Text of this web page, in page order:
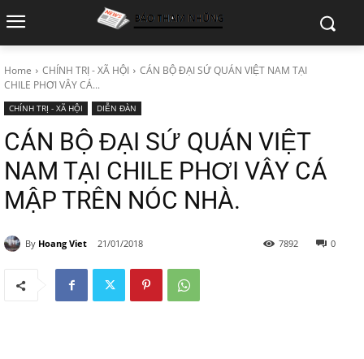
Home CHÍNH TRỊ - XÃ HỘI
CÁN BỘ ĐẠI SỨ QUÁN VIỆT NAM TẠI
CHILE PHƠI VÂY CÁ...
CHÍNH TRỊ - XÃ HỘI DIỄN ĐÀN
CÁN BỘ ĐẠI SỨ QUÁN VIỆT
NAM TẠI CHILE PHƠI VÂY CÁ
MẬP TRÊN NÓC NHÀ.
By Hoang Viet 21/01/2018 0
7892